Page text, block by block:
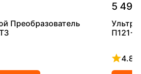
Преобразователь
5
П121-
4.8